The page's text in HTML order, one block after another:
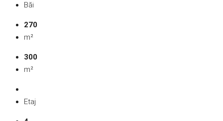
Băi
270
m²
300
m²
Etaj